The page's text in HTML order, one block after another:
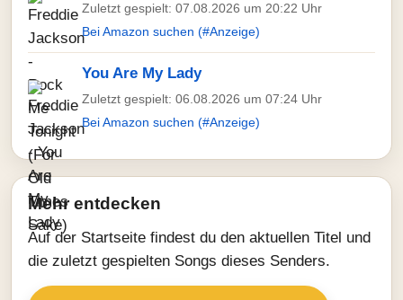
Zuletzt gespielt: 07.08.2026 um 20:22 Uhr
Bei Amazon suchen (#Anzeige)
You Are My Lady
Zuletzt gespielt: 06.08.2026 um 07:24 Uhr
Bei Amazon suchen (#Anzeige)
Mehr entdecken
Auf der Startseite findest du den aktuellen Titel und
die zuletzt gespielten Songs dieses Senders.